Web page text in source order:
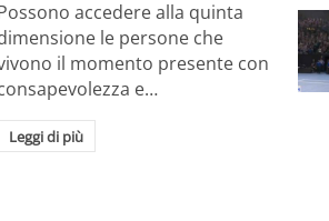
accedere alla quinta
le persone che
il momento presente con
e…
Leggi di più